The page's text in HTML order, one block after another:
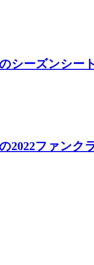
シーズンシー
2022ファンク